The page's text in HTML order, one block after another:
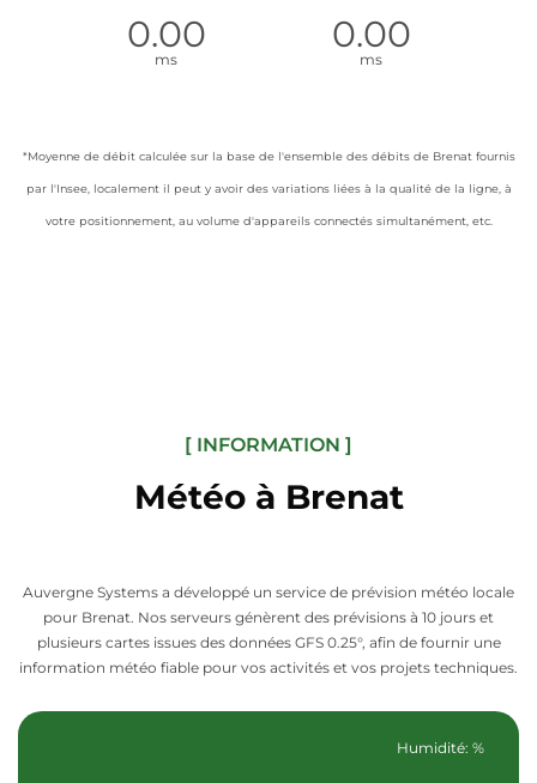
ms ms
*Moyenne de débit calculée sur la base de l'ensemble des débits de Brenat fournis
par l'Insee, localement il peut y avoir des variations liées à la qualité de la ligne, à
votre positionnement, au volume d'appareils connectés simultanément, etc.
[ INFORMATION ]
Météo à Brenat
Auvergne Systems a développé un service de prévision météo locale
pour Brenat. Nos serveurs génèrent des prévisions à 10 jours et
plusieurs cartes issues des données GFS 0.25°, afin de fournir une
information météo fiable pour vos activités et vos projets techniques.
Humidité: %